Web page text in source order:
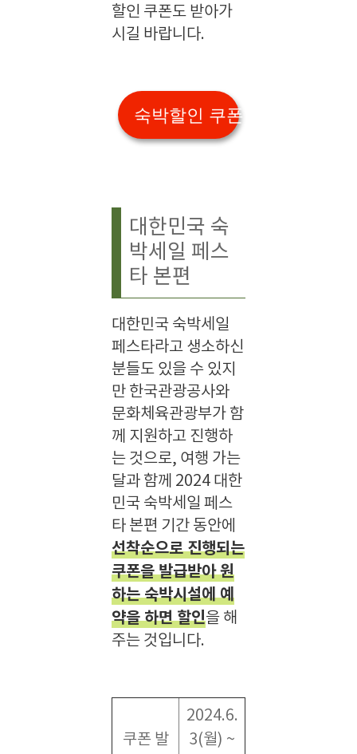
할인 쿠폰도 받아가
시길 바랍니다.
숙박할인 쿠폰 받기
대한민국 숙
박세일 페스
타 본편
대한민국 숙박세일
페스타라고 생소하신
분들도 있을 수 있지
만 한국관광공사와
문화체육관광부가 함
께 지원하고 진행하
는 것으로, 여행 가는
달과 함께 2024 대한
민국 숙박세일 페스
타 본편 기간 동안에
선착순으로 진행되는
쿠폰을 발급받아 원
하는 숙박시설에 예
약을 하면 할인을 해
주는 것입니다.
쿠폰 발
2024.6.
3(월) ~